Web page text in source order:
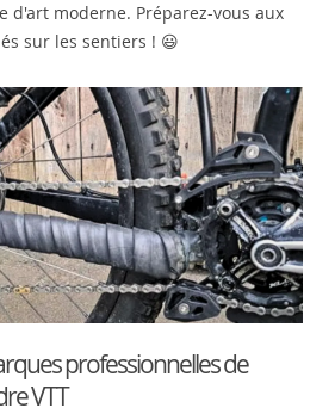
d'art moderne. Préparez-vous aux
sur les sentiers ! 😃
professionnelles de
VTT